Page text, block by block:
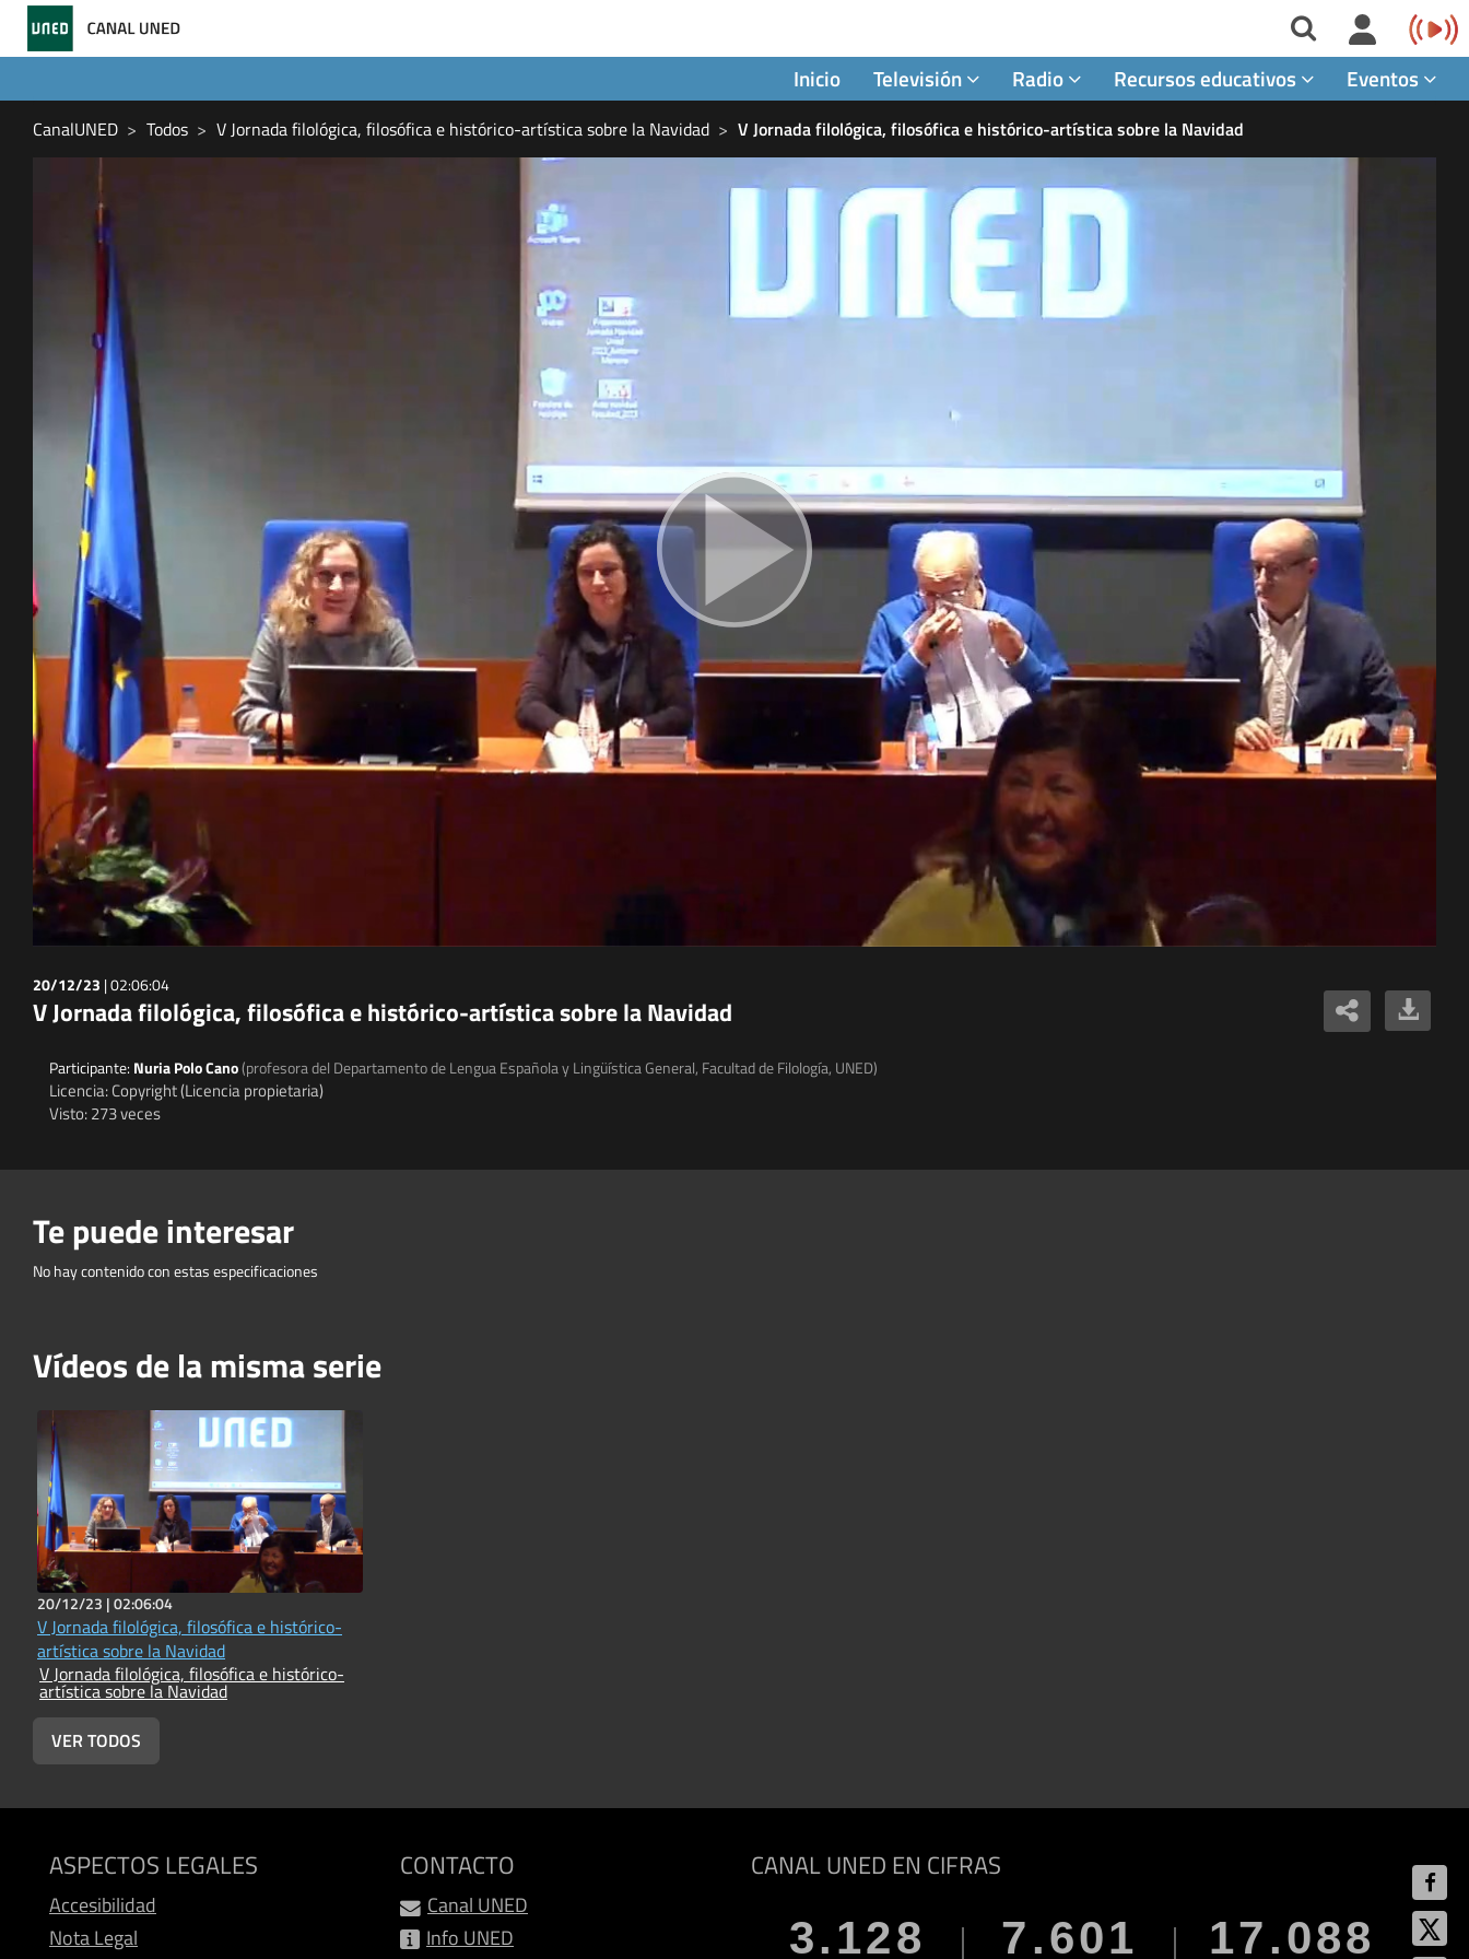
Inicio Televisión Radio Recursos educativos Eventos
CanalUNED Todos V Jornada filológica, filosófica e histórico-artística sobre la Navidad V Jornada filológica, filosófica e histórico-artística sobre la Navidad
20/12/23 |02:06:04
V Jornada filológica, filosófica e histórico-artística sobre la Navidad
Participante: Nuria Polo Cano(profesora del Departamento de Lengua Española y Lingüística General, Facultad de Filología, UNED)
Licencia: Copyright (Licencia propietaria)
Visto: 273 veces
Te puede interesar
No hay contenido con estas especificaciones
Vídeos de la misma serie
20/12/23 |02:06:04
V Jornada filológica, filosófica e histórico-
artística sobre la Navidad
V Jornada filológica, filosófica e histórico-
artística sobre la Navidad
VER TODOS
ASPECTOS LEGALES
Accesibilidad
Nota Legal
CONTACTO
Canal UNED
Info UNED
CANAL UNED EN CIFRAS
3.128 7.601 17.088